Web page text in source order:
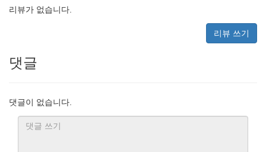
리뷰가 없습니다.
리뷰 쓰기
댓글
댓글이 없습니다.